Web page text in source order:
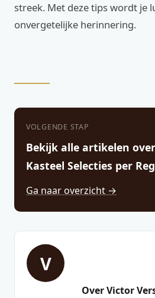
streek. Met deze tips wordt je
onvergetelijke herinnering.
VOLGENDE STAP
Bekijk alle artikelen
Kasteel Selecties per
Ga naar overzicht →
V
Over Victor